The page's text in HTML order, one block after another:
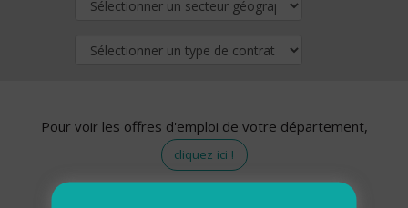
Pour voir les offres d'emploi de votre département,
cliquez ici !